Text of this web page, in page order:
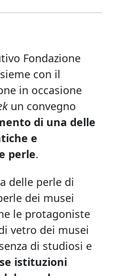
Fondazione
con il
in occasione
un convegno
di una delle
e
perle.
delle perle di
dei musei
le protagoniste
vetro dei musei
di studiosi e
istituzioni